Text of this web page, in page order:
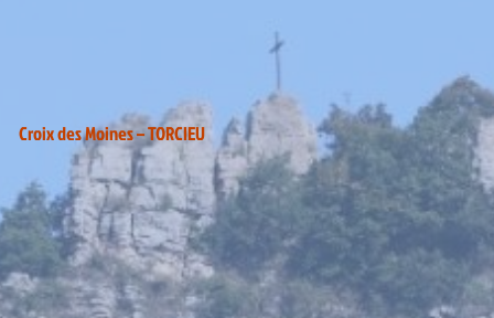
Croix des Moines – TORCIEU